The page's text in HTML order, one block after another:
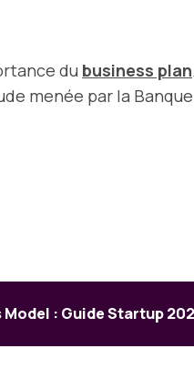
du business plan
menée par la
: Guide Startup